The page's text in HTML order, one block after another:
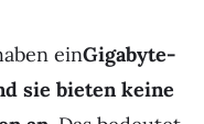
einGigabyte-
sie bieten keine